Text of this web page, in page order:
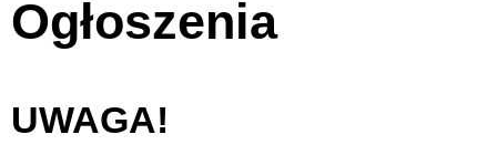
Ogłoszenia
UWAGA!